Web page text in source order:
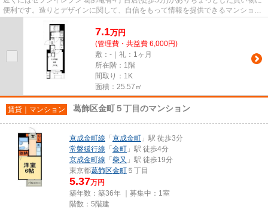
便利です。造りとデザインに関して、自信をもって情報を提供できるマンション
7.1万円
(管理費・共益費 6,000円)
敷：-｜礼：1ヶ月
所在階：1階
間取り：1K
面積：25.57㎡
賃貸｜マンション 葛飾区金町５丁目のマンション
京成金町線 「 京成金町 」駅 徒歩3分
常磐緩行線 「 金町 」駅 徒歩4分
京成金町線 「 柴又 」駅 徒歩19分
東京都葛飾区金町 ５丁目
5.37万円
築年数：築36年 ｜募集中： 1室
階数：5階建